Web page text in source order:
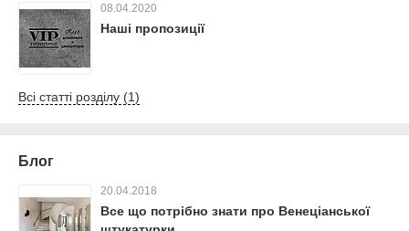
08.04.2020
Наші пропозиції
Всі статті розділу (1)
Блог
20.04.2018
Все що потрібно знати про Венеціанської